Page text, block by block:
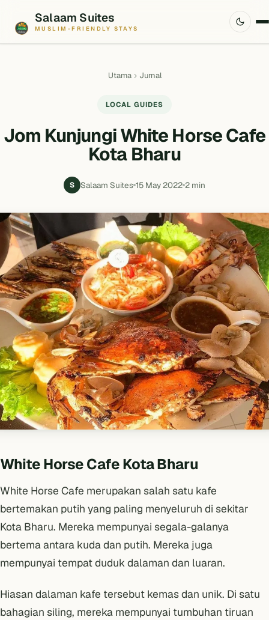
Salaam Suites
MUSLIM-FRIENDLY STAYS
Utama Jurnal
LOCAL GUIDES
Jom Kunjungi White Horse Cafe
Kota Bharu
S Salaam Suites 15 May 2022 2 min
White Horse Cafe Kota Bharu
White Horse Cafe merupakan salah satu kafe
bertemakan putih yang paling menyeluruh di sekitar
Kota Bharu. Mereka mempunyai segala-galanya
bertema antara kuda dan putih. Mereka juga
mempunyai tempat duduk dalaman dan luaran.
Hiasan dalaman kafe tersebut kemas dan unik. Di satu
bahagian siling, mereka mempunyai tumbuhan tiruan